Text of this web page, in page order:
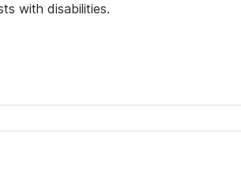
with disabilities.